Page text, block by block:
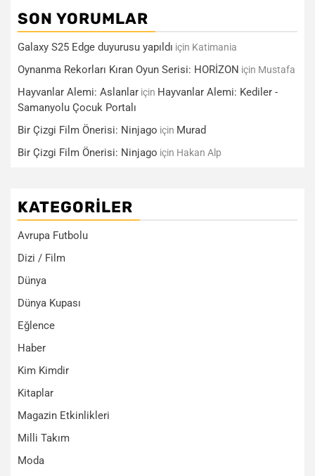
SON YORUMLAR
Galaxy S25 Edge duyurusu yapıldı için Katimania
Oynanma Rekorları Kıran Oyun Serisi: HORİZON için Mustafa
Hayvanlar Alemi: Aslanlar için Hayvanlar Alemi: Kediler -
Samanyolu Çocuk Portalı
Bir Çizgi Film Önerisi: Ninjago için Murad
Bir Çizgi Film Önerisi: Ninjago için Hakan Alp
KATEGORILER
Avrupa Futbolu
Dizi / Film
Dünya
Dünya Kupası
Eğlence
Haber
Kim Kimdir
Kitaplar
Magazin Etkinlikleri
Milli Takım
Moda